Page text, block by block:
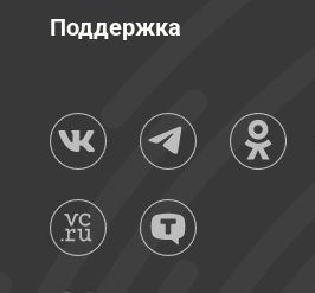
Поддержка